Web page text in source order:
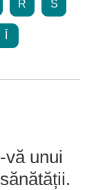
R S
vă unui